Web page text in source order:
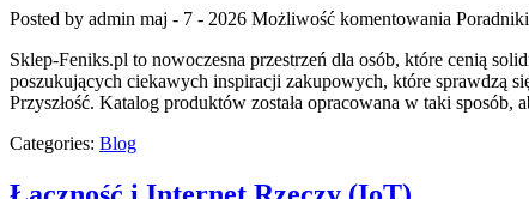
Posted by admin maj - 7 - 2026 Możliwość komentowania
Sklep-Feniks.pl to nowoczesna przestrzeń dla osób, które cenią
poszukujących ciekawych inspiracji zakupowych, które sprawdzą
Przyszłość. Katalog produktów została opracowana w taki
Categories: Blog